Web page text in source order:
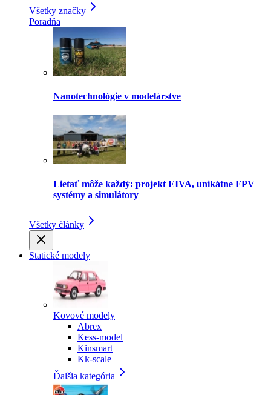
Všetky značky
Poradňa
Nanotechnológie v modelárstve
Lietať môže každý: projekt EIVA, unikátne FPV
systémy a simulátory
Všetky články
Statické modely
Kovové modely
Abrex
Kess-model
Kinsmart
Kk-scale
Ďalšia kategória